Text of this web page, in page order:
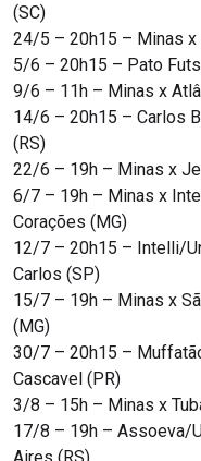
(SC)
24/5 – 20h15 – Minas x
5/6 – 20h15 – Pato
9/6 – 11h – Minas x
14/6 – 20h15 – Carlos
(RS)
22/6 – 19h – Minas x
6/7 – 19h – Minas x
Corações (MG)
12/7 – 20h15 – Intelli/
Carlos (SP)
15/7 – 19h – Minas x
(MG)
30/7 – 20h15 –
Cascavel (PR)
3/8 – 15h – Minas x
17/8 – 19h – Assoeva/
Aires (RS)